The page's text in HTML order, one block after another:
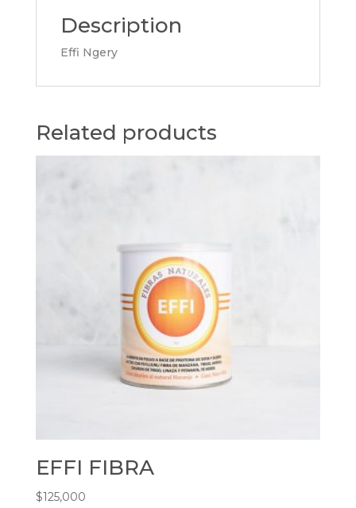
Description
Effi Ngery
Related products
EFFI FIBRA
$125,000